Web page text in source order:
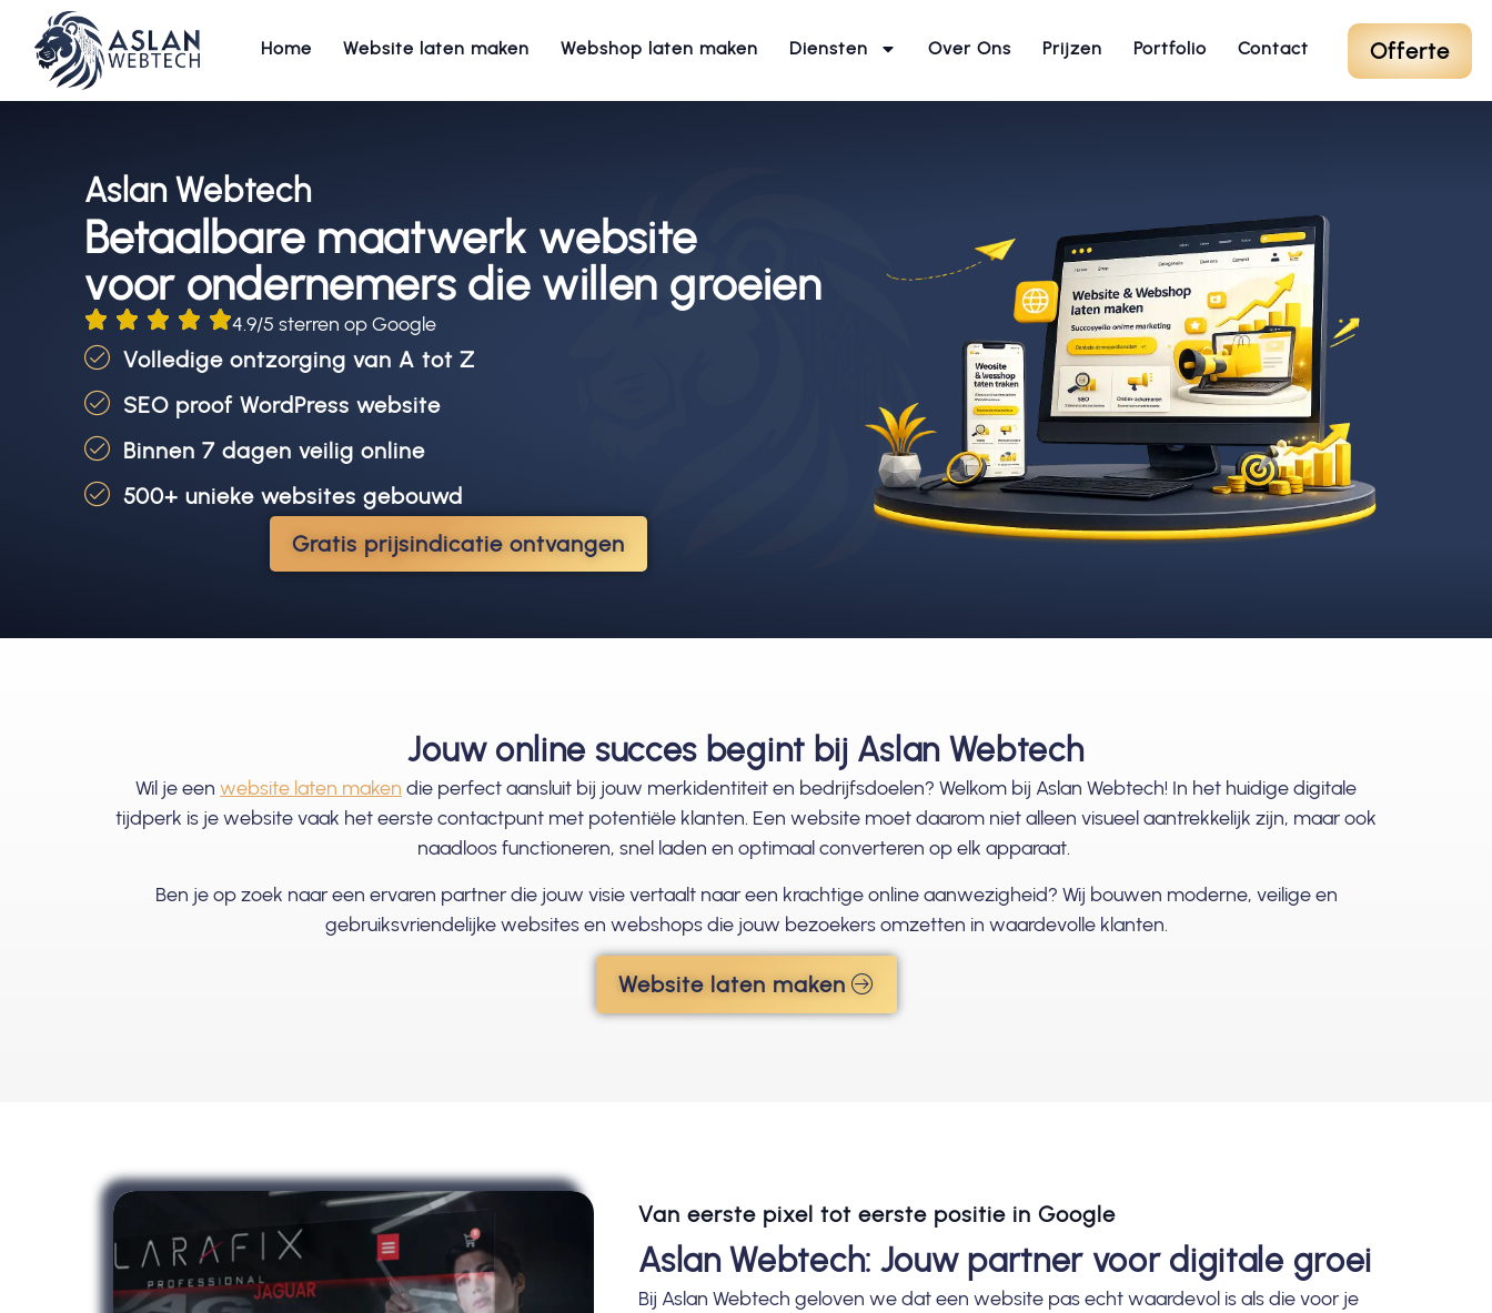
Home Website laten maken Webshop laten maken Diensten Over Ons Prijzen Portfolio Contact Offerte
Aslan Webtech
Betaalbare maatwerk website
voor ondernemers die willen groeien
4.9/5 sterren op Google
Volledige ontzorging van A tot Z
SEO proof WordPress website
Binnen 7 dagen veilig online
500+ unieke websites gebouwd
Gratis prijsindicatie ontvangen
Jouw online succes begint bij Aslan Webtech
Wil je een website laten maken die perfect aansluit bij jouw merkidentiteit en bedrijfsdoelen? Welkom bij Aslan Webtech! In het huidige digitale
tijdperk is je website vaak het eerste contactpunt met potentiële klanten. Een website moet daarom niet alleen visueel aantrekkelijk zijn, maar ook
naadloos functioneren, snel laden en optimaal converteren op elk apparaat.
Ben je op zoek naar een ervaren partner die jouw visie vertaalt naar een krachtige online aanwezigheid? Wij bouwen moderne, veilige en
gebruiksvriendelijke websites en webshops die jouw bezoekers omzetten in waardevolle klanten.
Website laten maken
Van eerste pixel tot eerste positie in Google
Aslan Webtech: Jouw partner voor digitale groei
Bij Aslan Webtech geloven we dat een website pas echt waardevol is als die voor je